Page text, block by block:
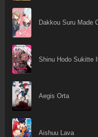
Dakkou Suru Made
Shinu Hodo Sukitte
Aegis Orta
Aishuu Lava